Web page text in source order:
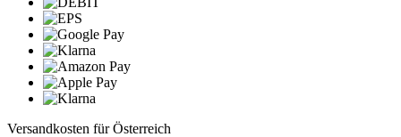
Versandkosten für Österreich